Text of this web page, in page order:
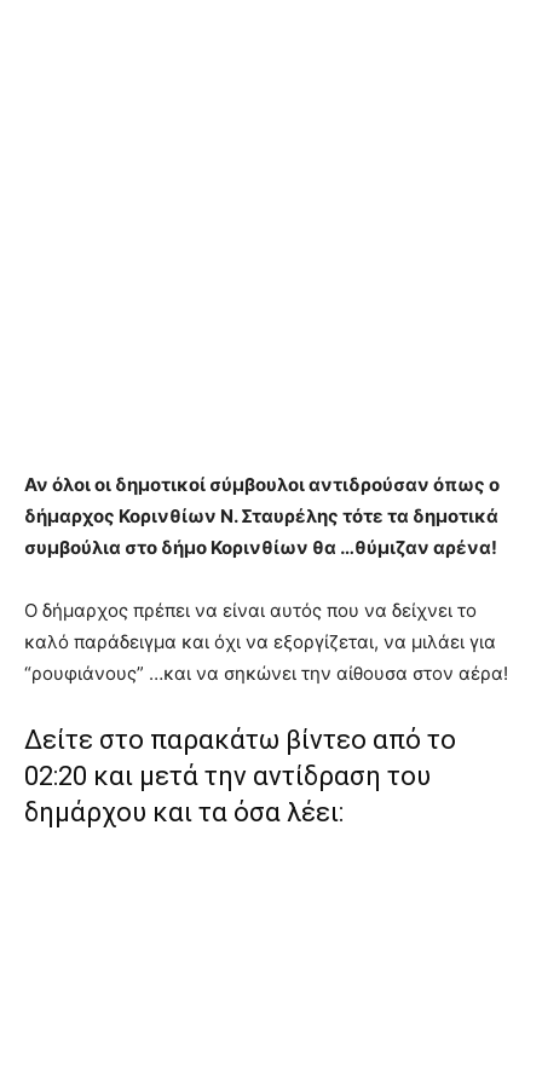
Αν όλοι οι δημοτικοί σύμβουλοι αντιδρούσαν όπως ο
δήμαρχος Κορινθίων Ν. Σταυρέλης τότε τα δημοτικά
συμβούλια στο δήμο Κορινθίων θα …θύμιζαν αρένα!
Ο δήμαρχος πρέπει να είναι αυτός που να δείχνει το
καλό παράδειγμα και όχι να εξοργίζεται, να μιλάει για
“ρουφιάνους” …και να σηκώνει την αίθουσα στον αέρα!
Δείτε στο παρακάτω βίντεο από το
02:20 και μετά την αντίδραση του
δημάρχου και τα όσα λέει: